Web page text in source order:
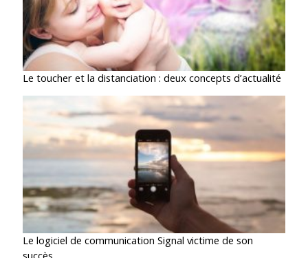
Le toucher et la distanciation : deux concepts d’actualité
Le logiciel de communication Signal victime de son